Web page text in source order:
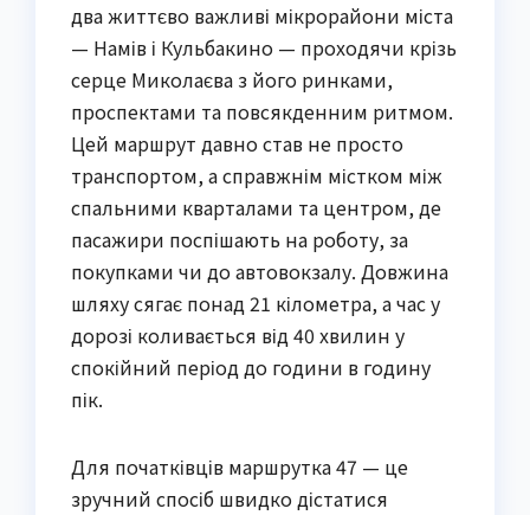
два життєво важливі мікрорайони міста
— Намів і Кульбакино — проходячи крізь
серце Миколаєва з його ринками,
проспектами та повсякденним ритмом.
Цей маршрут давно став не просто
транспортом, а справжнім містком між
спальними кварталами та центром, де
пасажири поспішають на роботу, за
покупками чи до автовокзалу. Довжина
шляху сягає понад 21 кілометра, а час у
дорозі коливається від 40 хвилин у
спокійний період до години в годину
пік.
Для початківців маршрутка 47 — це
зручний спосіб швидко дістатися